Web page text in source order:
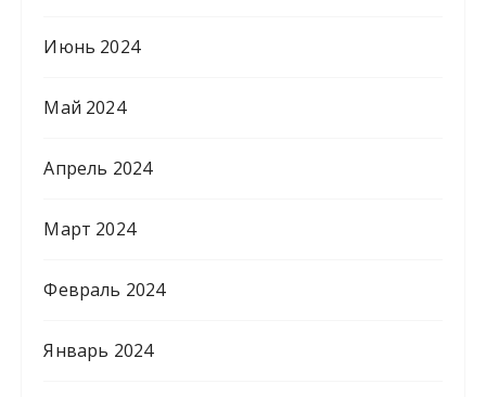
Июнь 2024
Май 2024
Апрель 2024
Март 2024
Февраль 2024
Январь 2024